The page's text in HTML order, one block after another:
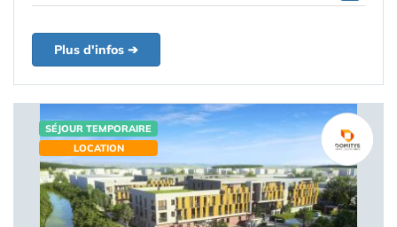
Plus d'infos ➔
SÉJOUR TEMPORAIRE
LOCATION